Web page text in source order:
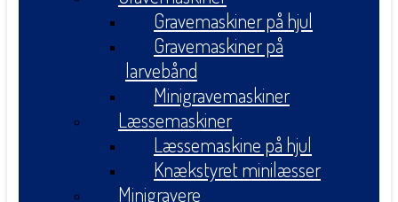
Gravemaskiner på hjul
Gravemaskiner på
larvebånd
Minigravemaskiner
Læssemaskiner
Læssemaskine på hjul
Knækstyret minilæsser
Minigravere